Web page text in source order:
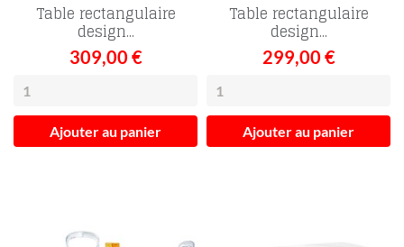
Table rectangulaire
design...
309,00 €
Ajouter au panier
Table rectangulaire
design...
299,00 €
Ajouter au panier